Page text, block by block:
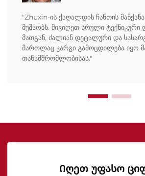
"Zhuxin-ის ქაღალდის ჩანთის
მუშაობს. მივიღეთ სრული ტექნიკური
მათგან, ძალიან დეტალური და
მართლაც კარგი გამოცდილება იყო
თანამშრომლობისას."
Იღეთ უფასო